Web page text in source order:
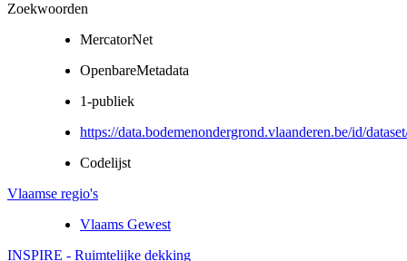
Zoekwoorden
MercatorNet
OpenbareMetadata
1-publiek
https://data.bodemenondergrond.vlaanderen.be/id/
Codelijst
Vlaamse regio's
Vlaams Gewest
INSPIRE - Ruimtelijke dekking